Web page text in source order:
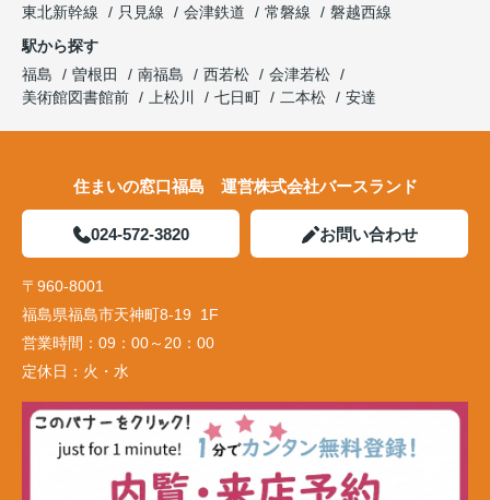
東北新幹線
只見線 会津鉄道 常磐線
磐越西線
駅から探す
福島
曽根田 南福島 西若松
会津若松
美術館図書館前
上松川 七日町 二本松 安達
住まいの窓口福島 運営株式会社バースランド
024-572-3820 お問い合わせ
〒960-8001
福島県福島市天神町8-19 1F
営業時間： 09：00～20：00
定休日： 火・水